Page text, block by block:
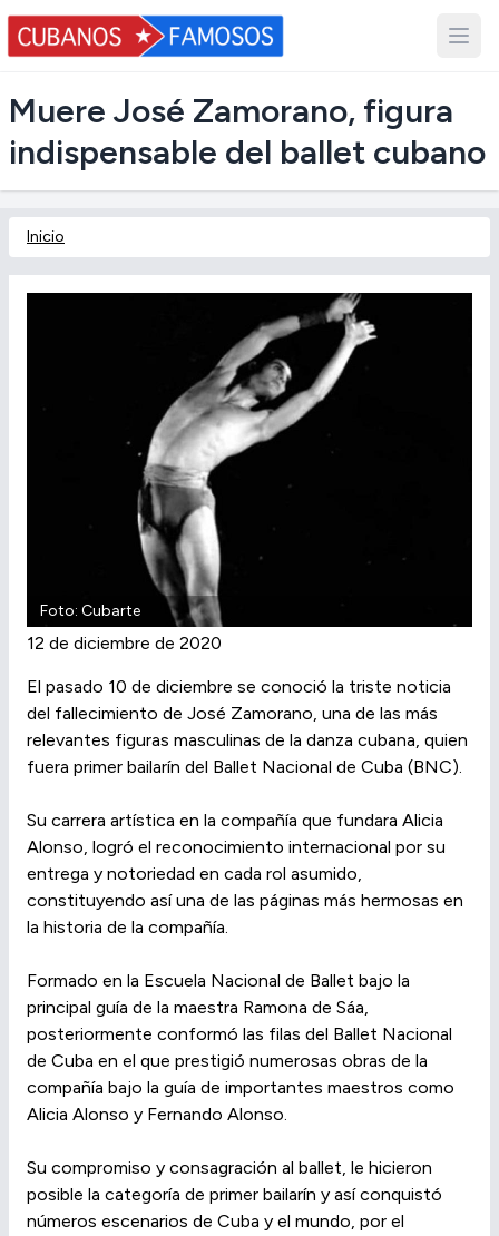
Muere José Zamorano, figura
indispensable del ballet cubano
Inicio
Foto: Cubarte
12 de diciembre de 2020
El pasado 10 de diciembre se conoció la triste noticia
del fallecimiento de José Zamorano, una de las más
relevantes figuras masculinas de la danza cubana, quien
fuera primer bailarín del Ballet Nacional de Cuba (BNC).
Su carrera artística en la compañía que fundara Alicia
Alonso, logró el reconocimiento internacional por su
entrega y notoriedad en cada rol asumido,
constituyendo así una de las páginas más hermosas en
la historia de la compañía.
Formado en la Escuela Nacional de Ballet bajo la
principal guía de la maestra Ramona de Sáa,
posteriormente conformó las filas del Ballet Nacional
de Cuba en el que prestigió numerosas obras de la
compañía bajo la guía de importantes maestros como
Alicia Alonso y Fernando Alonso.
Su compromiso y consagración al ballet, le hicieron
posible la categoría de primer bailarín y así conquistó
números escenarios de Cuba y el mundo, por el